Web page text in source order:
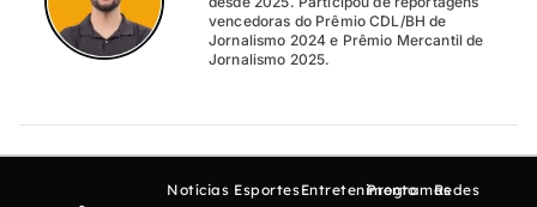
vencedoras do Prêmio CDL/BH de
Jornalismo 2024 e Prêmio Mercantil de
Jornalismo 2025.
Notícias EsportesEntretenimento
ProgramasRedes